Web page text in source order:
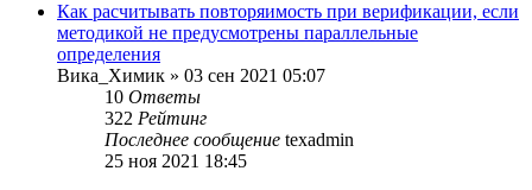
Как расчитывать повторяимость при верификации, если
методикой не предусмотрены параллельные
определения
Вика_Химик » 03 сен 2021 05:07
10 Ответы
322 Рейтинг
Последнее сообщение texadmin
25 ноя 2021 18:45